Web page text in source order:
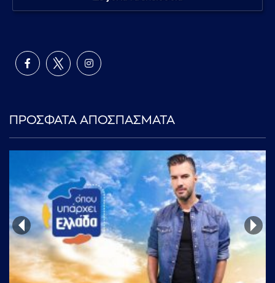
ΠΡΟΣΦΑΤΑ ΑΠΟΣΠΑΣΜΑΤΑ